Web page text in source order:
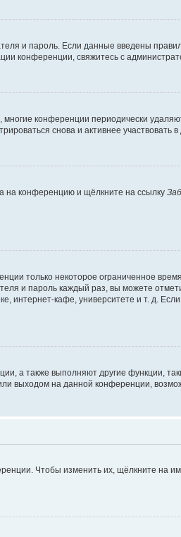
и пароль. Если данные введены
конференции, свяжитесь с
конференции периодически
снова и активнее участвовать в
на конференцию и щёлкните на ссылку
только некоторое ограниченное
и пароль каждый раз, вы можете
интернет-кафе, университете и т. д. Если
а также выполняют другие функции,
выходом на данной конференции,
Чтобы изменить их, щёлкните на